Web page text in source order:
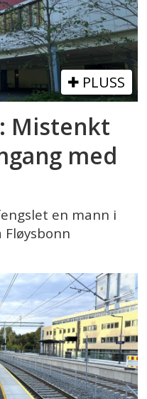
PLUSS
Mistenkt
med
en mann i